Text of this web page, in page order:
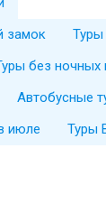
замок
без ночных
Автобусные
июле Туры